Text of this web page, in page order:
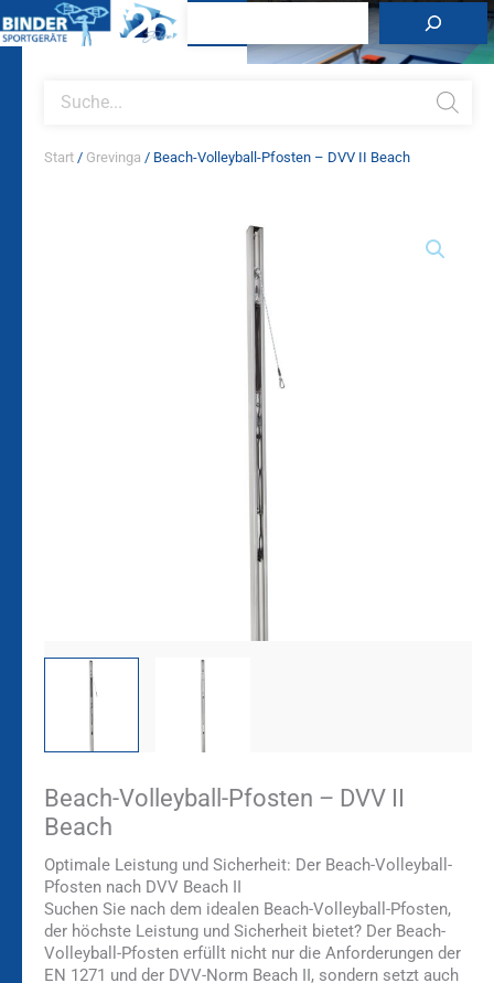
Inhalt
search
Start / Grevinga / Beach-Volleyball-Pfosten – DVV II Beach
Beach-Volleyball-Pfosten – DVV II
Beach
Optimale Leistung und Sicherheit: Der Beach-Volleyball-
Pfosten nach DVV Beach II
Suchen Sie nach dem idealen Beach-Volleyball-Pfosten,
der höchste Leistung und Sicherheit bietet? Der Beach-
Volleyball-Pfosten erfüllt nicht nur die Anforderungen der
EN 1271 und der DVV-Norm Beach II, sondern setzt auch